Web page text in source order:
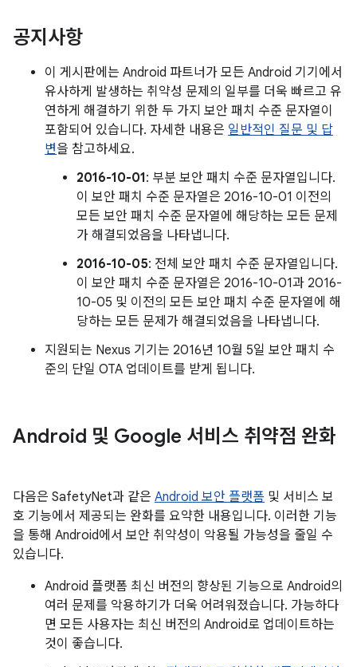
공지사항
이 게시판에는 Android 파트너가 모든 Android 기기에서
유사하게 발생하는 취약성 문제의 일부를 더욱 빠르고 유
연하게 해결하기 위한 두 가지 보안 패치 수준 문자열이
포함되어 있습니다. 자세한 내용은 일반적인 질문 및 답
변을 참고하세요.
2016-10-01: 부분 보안 패치 수준 문자열입니다.
이 보안 패치 수준 문자열은 2016-10-01 이전의
모든 보안 패치 수준 문자열에 해당하는 모든 문제
가 해결되었음을 나타냅니다.
2016-10-05: 전체 보안 패치 수준 문자열입니다.
이 보안 패치 수준 문자열은 2016-10-01과 2016-
10-05 및 이전의 모든 보안 패치 수준 문자열에 해
당하는 모든 문제가 해결되었음을 나타냅니다.
지원되는 Nexus 기기는 2016년 10월 5일 보안 패치 수
준의 단일 OTA 업데이트를 받게 됩니다.
Android 및 Google 서비스 취약점 완화
다음은 SafetyNet과 같은 Android 보안 플랫폼 및 서비스 보
호 기능에서 제공되는 완화를 요약한 내용입니다. 이러한 기능
을 통해 Android에서 보안 취약성이 악용될 가능성을 줄일 수
있습니다.
Android 플랫폼 최신 버전의 향상된 기능으로 Android의
여러 문제를 악용하기가 더욱 어려워졌습니다. 가능하다
면 모든 사용자는 최신 버전의 Android로 업데이트하는
것이 좋습니다.